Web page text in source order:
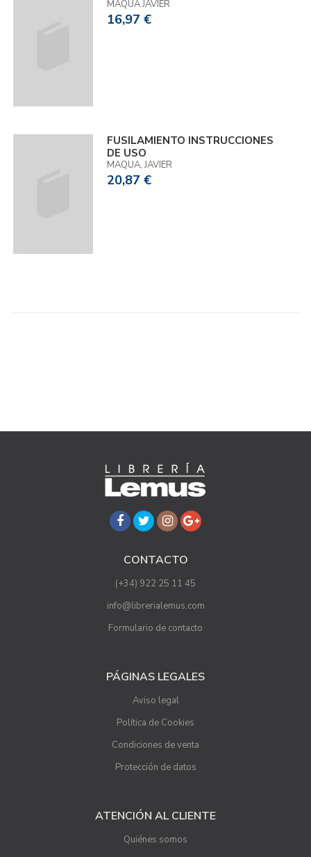
MAQUA JAVIER
16,97 €
FUSILAMIENTO INSTRUCCIONES
DE USO
MAQUA, JAVIER
20,87 €
CONTACTO
(+34) 922 25 11 45
info@librerialemus.com
Formulario de contacto
PÁGINAS LEGALES
Aviso legal
Política de Cookies
Condiciones de venta
Protección de datos
ATENCIÓN AL CLIENTE
Quiénes somos